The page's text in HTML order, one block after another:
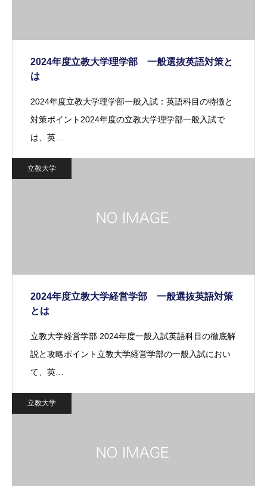
2024年度立教大学理学部 一般選抜英語対策と
は
2024年度立教大学理学部一般入試：英語科目の特徴と
対策ポイント2024年度の立教大学理学部一般入試で
は、英…
立教大学
2024年度立教大学経営学部 一般選抜英語対策
とは
立教大学経営学部 2024年度一般入試英語科目の徹底解
説と攻略ポイント立教大学経営学部の一般入試におい
て、英…
立教大学